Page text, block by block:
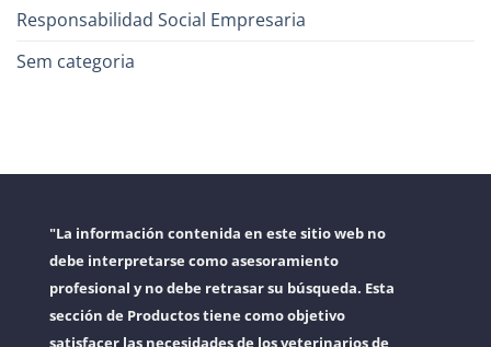
Responsabilidad Social Empresaria
Sem categoria
"La información contenida en este sitio web no
debe interpretarse como asesoramiento
profesional y no debe retrasar su búsqueda. Esta
sección de Productos tiene como objetivo
satisfacer las necesidades de los veterinarios de